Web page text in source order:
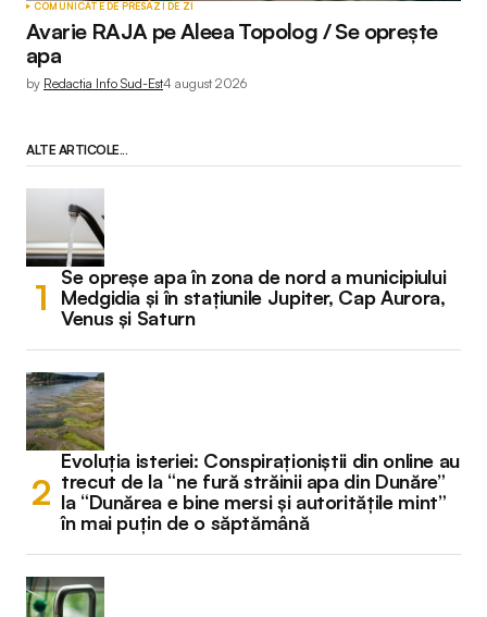
COMUNICATE DE PRESĂZI DE ZI
Avarie RAJA pe Aleea Topolog / Se oprește
apa
by Redactia Info Sud-Est4 august 2026
ALTE ARTICOLE...
Se opreșe apa în zona de nord a municipiului
Medgidia și în stațiunile Jupiter, Cap Aurora,
Venus și Saturn
Evoluția isteriei: Conspiraționiștii din online au
trecut de la “ne fură străinii apa din Dunăre”
la “Dunărea e bine mersi și autoritățile mint”
în mai puțin de o săptămână